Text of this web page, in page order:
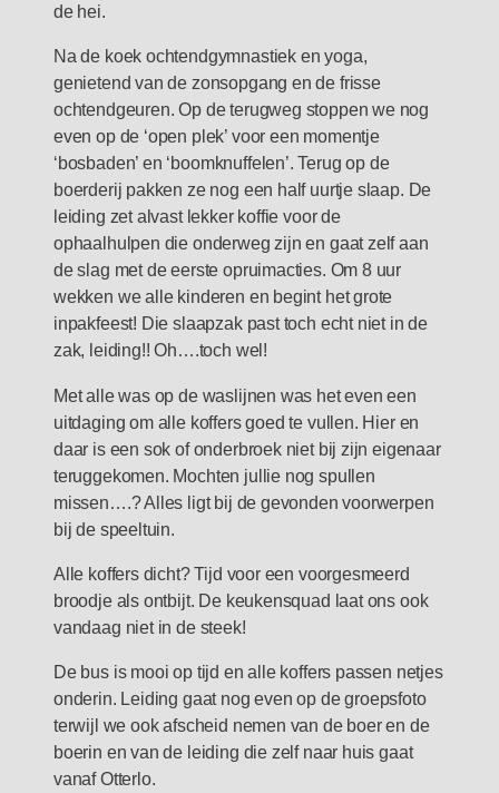
de hei.
Na de koek ochtendgymnastiek en yoga,
genietend van de zonsopgang en de frisse
ochtendgeuren. Op de terugweg stoppen we nog
even op de ‘open plek’ voor een momentje
‘bosbaden’ en ‘boomknuffelen’. Terug op de
boerderij pakken ze nog een half uurtje slaap. De
leiding zet alvast lekker koffie voor de
ophaalhulpen die onderweg zijn en gaat zelf aan
de slag met de eerste opruimacties. Om 8 uur
wekken we alle kinderen en begint het grote
inpakfeest! Die slaapzak past toch echt niet in de
zak, leiding!! Oh….toch wel!
Met alle was op de waslijnen was het even een
uitdaging om alle koffers goed te vullen. Hier en
daar is een sok of onderbroek niet bij zijn eigenaar
teruggekomen. Mochten jullie nog spullen
missen….? Alles ligt bij de gevonden voorwerpen
bij de speeltuin.
Alle koffers dicht? Tijd voor een voorgesmeerd
broodje als ontbijt. De keukensquad laat ons ook
vandaag niet in de steek!
De bus is mooi op tijd en alle koffers passen netjes
onderin. Leiding gaat nog even op de groepsfoto
terwijl we ook afscheid nemen van de boer en de
boerin en van de leiding die zelf naar huis gaat
vanaf Otterlo.